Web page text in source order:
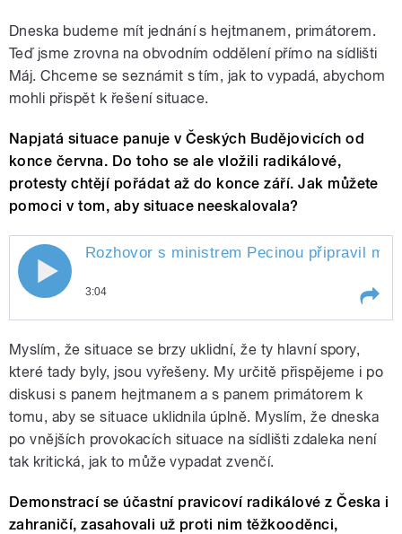
Dneska budeme mít jednání s hejtmanem, primátorem.
Teď jsme zrovna na obvodním oddělení přímo na sídlišti
Máj. Chceme se seznámit s tím, jak to vypadá, abychom
mohli přispět k řešení situace.
Napjatá situace panuje v Českých Budějovicích od
konce června. Do toho se ale vložili radikálové,
protesty chtějí pořádat až do konce září. Jak můžete
pomoci v tom, aby situace neeskalovala?
pause
Rozhovor s ministrem Pecinou připravil
3:04
připravil moderátor Martin
Myslím, že situace se brzy uklidní, že ty hlavní spory,
které tady byly, jsou vyřešeny. My určitě přispějeme i po
diskusi s panem hejtmanem a s panem primátorem k
tomu, aby se situace uklidnila úplně. Myslím, že dneska
po vnějších provokacích situace na sídlišti zdaleka není
tak kritická, jak to může vypadat zvenčí.
Demonstrací se účastní pravicoví radikálové z Česka i
zahraničí, zasahovali už proti nim těžkooděnci,